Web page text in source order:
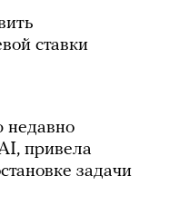
ставки
недавно
привела
задачи